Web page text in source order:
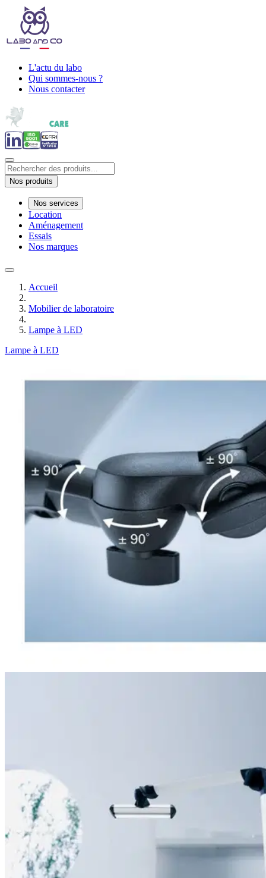
L'actu du labo
Qui sommes-nous ?
Nous contacter
Nos produits
Nos services
Location
Aménagement
Essais
Nos marques
Accueil
Mobilier de laboratoire
Lampe à LED
Lampe à LED